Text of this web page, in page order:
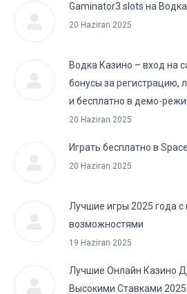
Gaminator3 slots на
20 Haziran 2025
Водка Казино – вход на
бонусы за регистрацию,
и бесплатно в демо-
20 Haziran 2025
Играть бесплатно в
20 Haziran 2025
Лучшие игры 2025 года
возможностями
19 Haziran 2025
Лучшие Онлайн Казино
Высокими Ставками 2025